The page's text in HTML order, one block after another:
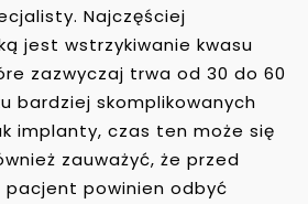
Najczęściej
jest wstrzykiwanie kwasu
zazwyczaj trwa od 30 do 60
bardziej skomplikowanych
implanty, czas ten może się
zauważyć, że przed
powinien odbyć